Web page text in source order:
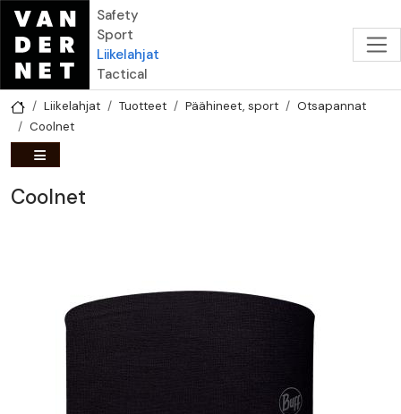
Hyppää pääsisältöön
Safety
Sport
Liikelahjat
Tactical
Liikelahjat Tuotteet Päähineet, sport
Otsapannat
Coolnet
Coolnet